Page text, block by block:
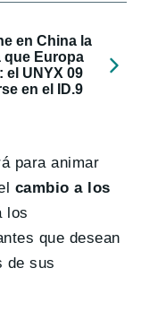
en China la
que Europa
el UNYX 09
en el ID.9
para animar
cambio a los
los
que desean
de sus